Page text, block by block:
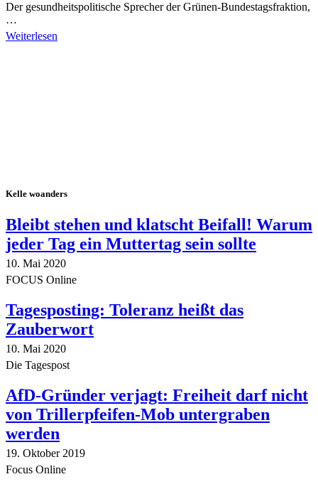
Der gesundheitspolitische Sprecher der Grünen-Bundestagsfraktion,
…
Weiterlesen
Kelle woanders
Bleibt stehen und klatscht Beifall! Warum
jeder Tag ein Muttertag sein sollte
10. Mai 2020
FOCUS Online
Tagesposting: Toleranz heißt das
Zauberwort
10. Mai 2020
Die Tagespost
AfD-Gründer verjagt: Freiheit darf nicht
von Trillerpfeifen-Mob untergraben
werden
19. Oktober 2019
Focus Online